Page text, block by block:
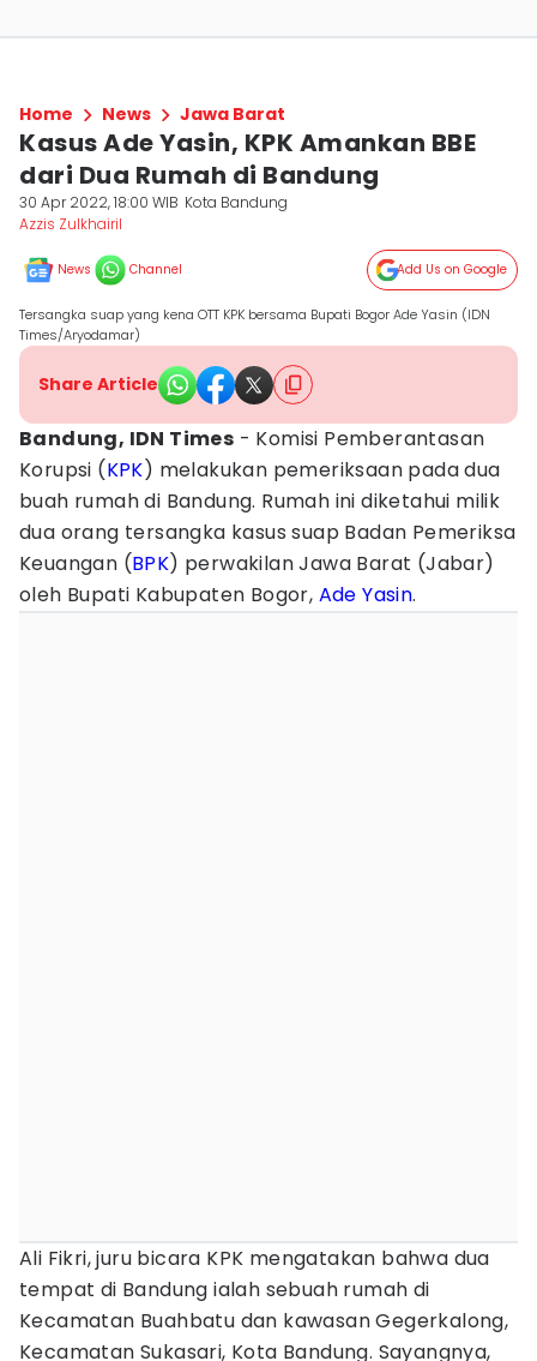
Home News Jawa Barat
Kasus Ade Yasin, KPK Amankan BBE
dari Dua Rumah di Bandung
30 Apr 2022, 18:00 WIB Kota Bandung
Azzis Zulkhairil
News Channel Add Us on Google
Tersangka suap yang kena OTT KPK bersama Bupati Bogor Ade Yasin (IDN
Times/Aryodamar)
Share Article
Bandung, IDN Times - Komisi Pemberantasan
Korupsi (KPK) melakukan pemeriksaan pada dua
buah rumah di Bandung. Rumah ini diketahui milik
dua orang tersangka kasus suap Badan Pemeriksa
Keuangan (BPK) perwakilan Jawa Barat (Jabar)
oleh Bupati Kabupaten Bogor, Ade Yasin.
Ali Fikri, juru bicara KPK mengatakan bahwa dua
tempat di Bandung ialah sebuah rumah di
Kecamatan Buahbatu dan kawasan Gegerkalong,
Kecamatan Sukasari, Kota Bandung. Sayangnya,